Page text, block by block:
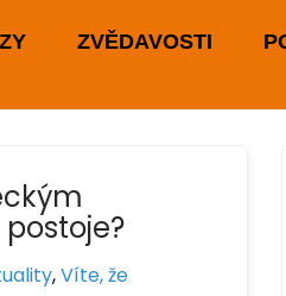
ZVĚDAVOSTI
,Víte, že